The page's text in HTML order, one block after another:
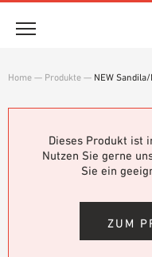
STANDORTE
NACHHALTIGKEIT
Produkte
PRODUKTÜBERSICHT
GEFÜHRTE SUCHE
Lösungen
EINSATZGEBIETE
Home — Produkte — NEW
Dieses Produkt ist
Nutzen Sie gerne
Sie ein
ZUM